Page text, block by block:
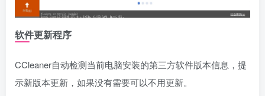
软件更新程序
CCleaner自动检测当前电脑安装的第三方软件版本信息，提
示新版本更新，如果没有需要可以不用更新。